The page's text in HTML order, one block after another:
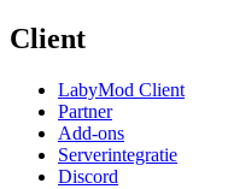
Client
LabyMod Client
Partner
Add-ons
Serverintegratie
Discord